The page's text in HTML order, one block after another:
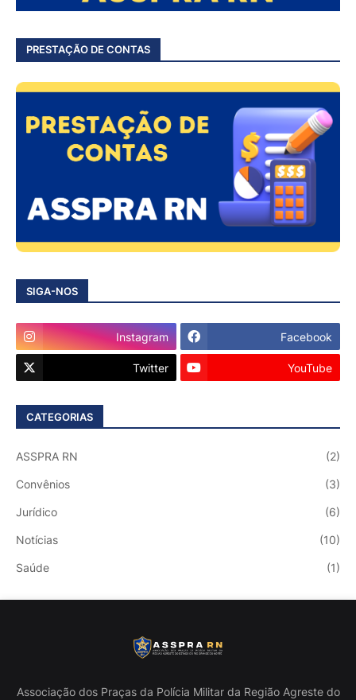
PRESTAÇÃO DE CONTAS
SIGA-NOS
Instagram Facebook
Twitter YouTube
CATEGORIAS
ASSPRA RN (2)
Convênios (3)
Jurídico (6)
Notícias (10)
Saúde (1)
Associação dos Praças da Polícia Militar da Região Agreste do